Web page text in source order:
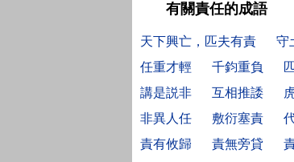
有關責任的成語
天下興亡，匹夫有責 守
任重才輕
千鈞重負
講是説非
互相推諉
非異人任
敷衍塞責
責有攸歸
責無旁貸